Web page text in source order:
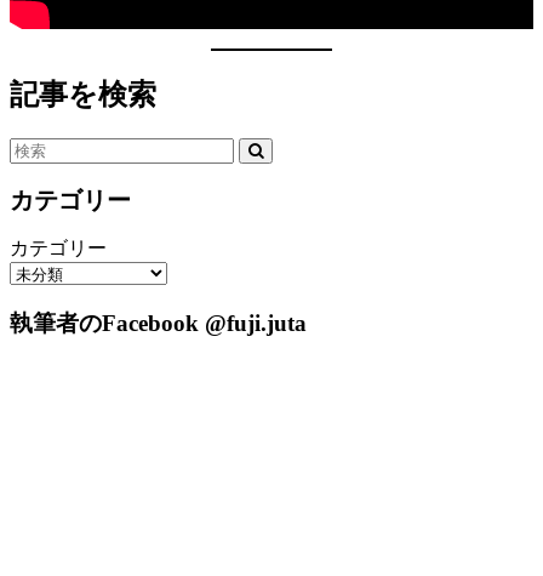
記事を検索
カテゴリー
カテゴリー
執筆者のFacebook @fuji.juta